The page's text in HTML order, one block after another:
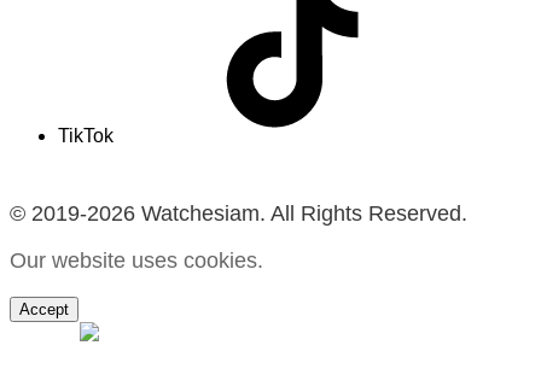
TikTok
© 2019-2026 Watchesiam. All Rights Reserved.
Our website uses cookies.
Accept